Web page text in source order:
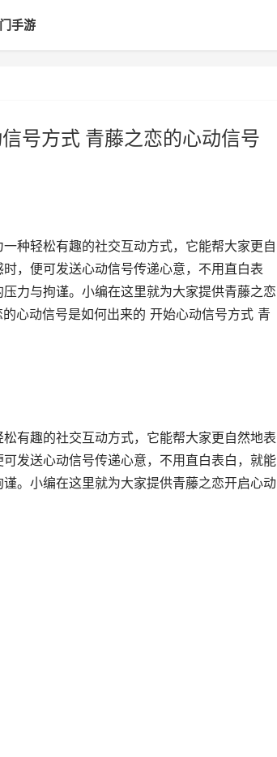
手游
号方式 青藤之恋的心动信号
种轻松有趣的社交互动方式，它能帮大家更自
，便可发送心动信号传递心意，不用直白表
力与拘谨。小编在这里就为大家提供青藤之恋
心动信号是如何出来的 开始心动信号方式 青
有趣的社交互动方式，它能帮大家更自然地表
发送心动信号传递心意，不用直白表白，就能
。小编在这里就为大家提供青藤之恋开启心动